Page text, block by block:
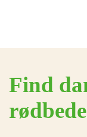
find dansk produceret